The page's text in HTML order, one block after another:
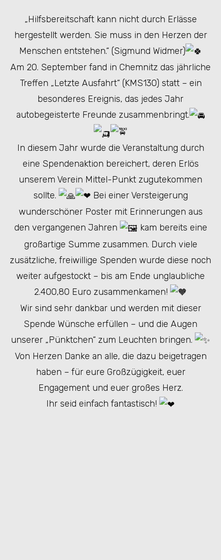
„Hilfsbereitschaft kann nicht durch Erlässe
hergestellt werden. Sie muss in den Herzen der
Menschen entstehen.“ (Sigmund Widmer)
Am 20. September fand in Chemnitz das jährliche
Treffen „Letzte Ausfahrt“ (KMS130) statt – ein
besonderes Ereignis, das jedes Jahr
autobegeisterte Freunde zusammenbringt.
In diesem Jahr wurde die Veranstaltung durch
eine Spendenaktion bereichert, deren Erlös
unserem Verein Mittel-Punkt zugutekommen
sollte.
Bei einer Versteigerung
wunderschöner Poster mit Erinnerungen aus
den vergangenen Jahren
kam bereits eine
großartige Summe zusammen. Durch viele
zusätzliche, freiwillige Spenden wurde diese noch
weiter aufgestockt – bis am Ende unglaubliche
2.400,80 Euro zusammenkamen!
Wir sind sehr dankbar und werden mit dieser
Spende Wünsche erfüllen – und die Augen
unserer „Pünktchen“ zum Leuchten bringen.
Von Herzen Danke an alle, die dazu beigetragen
haben – für eure Großzügigkeit, euer
Engagement und euer großes Herz.
Ihr seid einfach fantastisch!